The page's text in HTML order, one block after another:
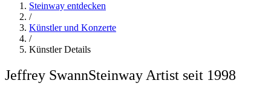
Steinway entdecken
/
Künstler und Konzerte
/
Künstler Details
Jeffrey SwannSteinway Artist seit 1998